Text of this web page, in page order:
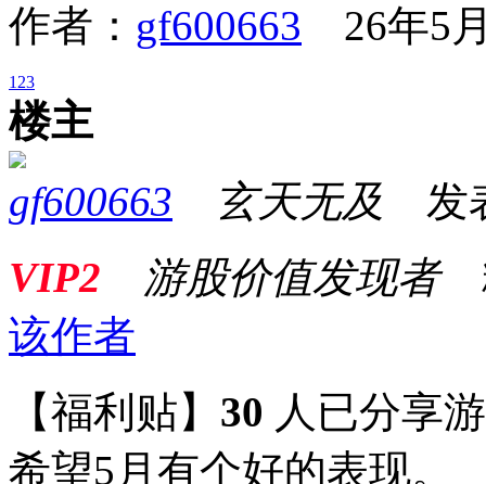
作者： gf600663 26年5
1 23
楼主
gf600663
玄天无及 发
VIP2
游股价值发现者
该作者
【福利贴】 30 人已分享
希望5月有个好的表现。